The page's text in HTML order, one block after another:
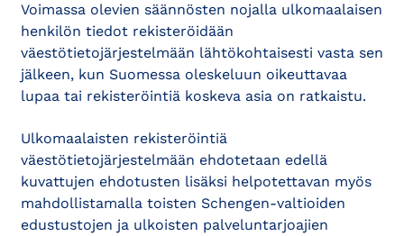
Voimassa olevien säännösten nojalla ulkomaalaisen
henkilön tiedot rekisteröidään
väestötietojärjestelmään lähtökohtaisesti vasta sen
jälkeen, kun Suomessa oleskeluun oikeuttavaa
lupaa tai rekisteröintiä koskeva asia on ratkaistu.
Ulkomaalaisten rekisteröintiä
väestötietojärjestelmään ehdotetaan edellä
kuvattujen ehdotusten lisäksi helpotettavan myös
mahdollistamalla toisten Schengen-valtioiden
edustustojen ja ulkoisten palveluntarjoajien